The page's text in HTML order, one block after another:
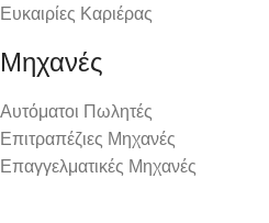
Ευκαιρίες Καριέρας
Μηχανές
Αυτόματοι Πωλητές
Επιτραπέζιες Μηχανές
Επαγγελματικές Μηχανές